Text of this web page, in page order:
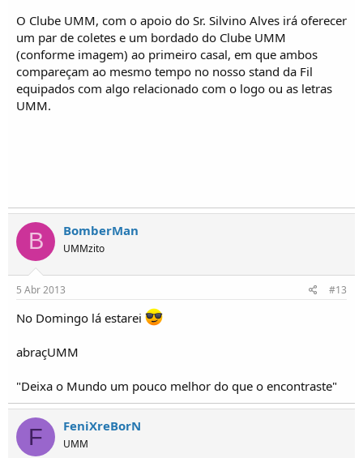
O Clube UMM, com o apoio do Sr. Silvino Alves irá oferecer
um par de coletes e um bordado do Clube UMM
(conforme imagem) ao primeiro casal, em que ambos
compareçam ao mesmo tempo no nosso stand da Fil
equipados com algo relacionado com o logo ou as letras
UMM.
B BomberMan
UMMzito
5 Abr 2013 #13
No Domingo lá estarei
abraçUMM
"Deixa o Mundo um pouco melhor do que o encontraste"
F FeniXreBorN
UMM